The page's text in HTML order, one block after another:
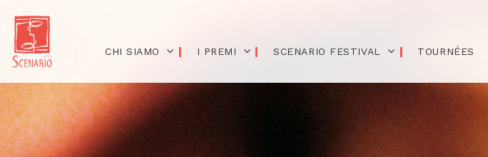
CHI SIAMO I PREMI SCENARIO FESTIVAL TOURNÉES